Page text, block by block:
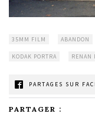
35MM FILM ABANDON
KODAK PORTRA RENAN
PARTAGES SUR
PARTAGER :